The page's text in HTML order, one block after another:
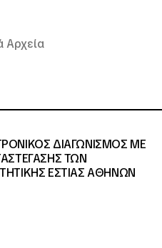
Αρχεία
ΔΙΑΓΩΝΙΣΜΟΣ ΜΕ
ΤΩΝ
ΕΣΤΙΑΣ ΑΘΗΝΩΝ